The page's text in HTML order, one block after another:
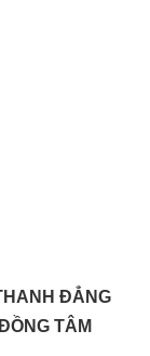
ĐẲNG
TÂM